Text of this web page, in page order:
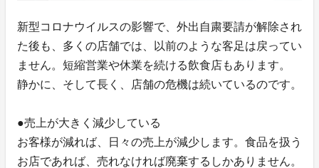
新型コロナウイルスの影響で、外出自粛要請が解除され
た後も、多くの店舗では、以前のような客足は戻ってい
ません。短縮営業や休業を続ける飲食店もあります。
静かに、そして長く、店舗の危機は続いているのです。
●売上が大きく減少している
お客様が減れば、日々の売上が減少します。食品を扱う
お店であれば、売れなければ廃棄するしかありません。